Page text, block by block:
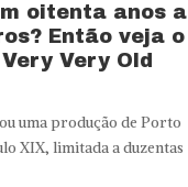
oitenta anos a
Então veja o
Very Old
uma produção de Porto
XIX, limitada a duzentas